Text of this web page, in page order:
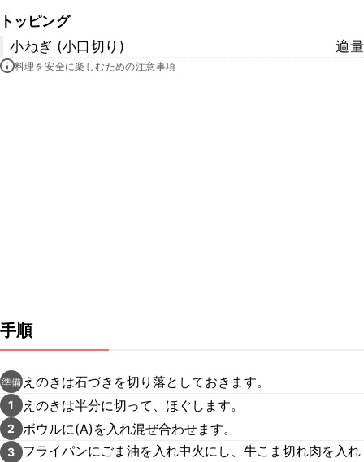
トッピング
小ねぎ (小口切り)
適量
料理を安全に楽しむための注意事項
手順
準備 えのきは石づきを切り落としておきます。
1 えのきは半分に切って、ほぐします。
2 ボウルに(A)を入れ混ぜ合わせます。
3
フライパンにごま油を入れ中火にし、牛こま切れ肉を入れ